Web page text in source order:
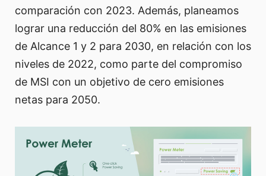
comparación con 2023. Además, planeamos
lograr una reducción del 80% en las emisiones
de Alcance 1 y 2 para 2030, en relación con los
niveles de 2022, como parte del compromiso
de MSI con un objetivo de cero emisiones
netas para 2050.